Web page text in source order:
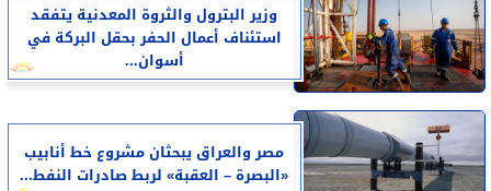
وزير البترول والثروة المعدنية يتفقد
استئناف أعمال الحفر بحقل البركة في
أسوان...
مصر والعراق يبحثان مشروع خط أنابيب
«البصرة – العقبة» لربط صادرات النفط...